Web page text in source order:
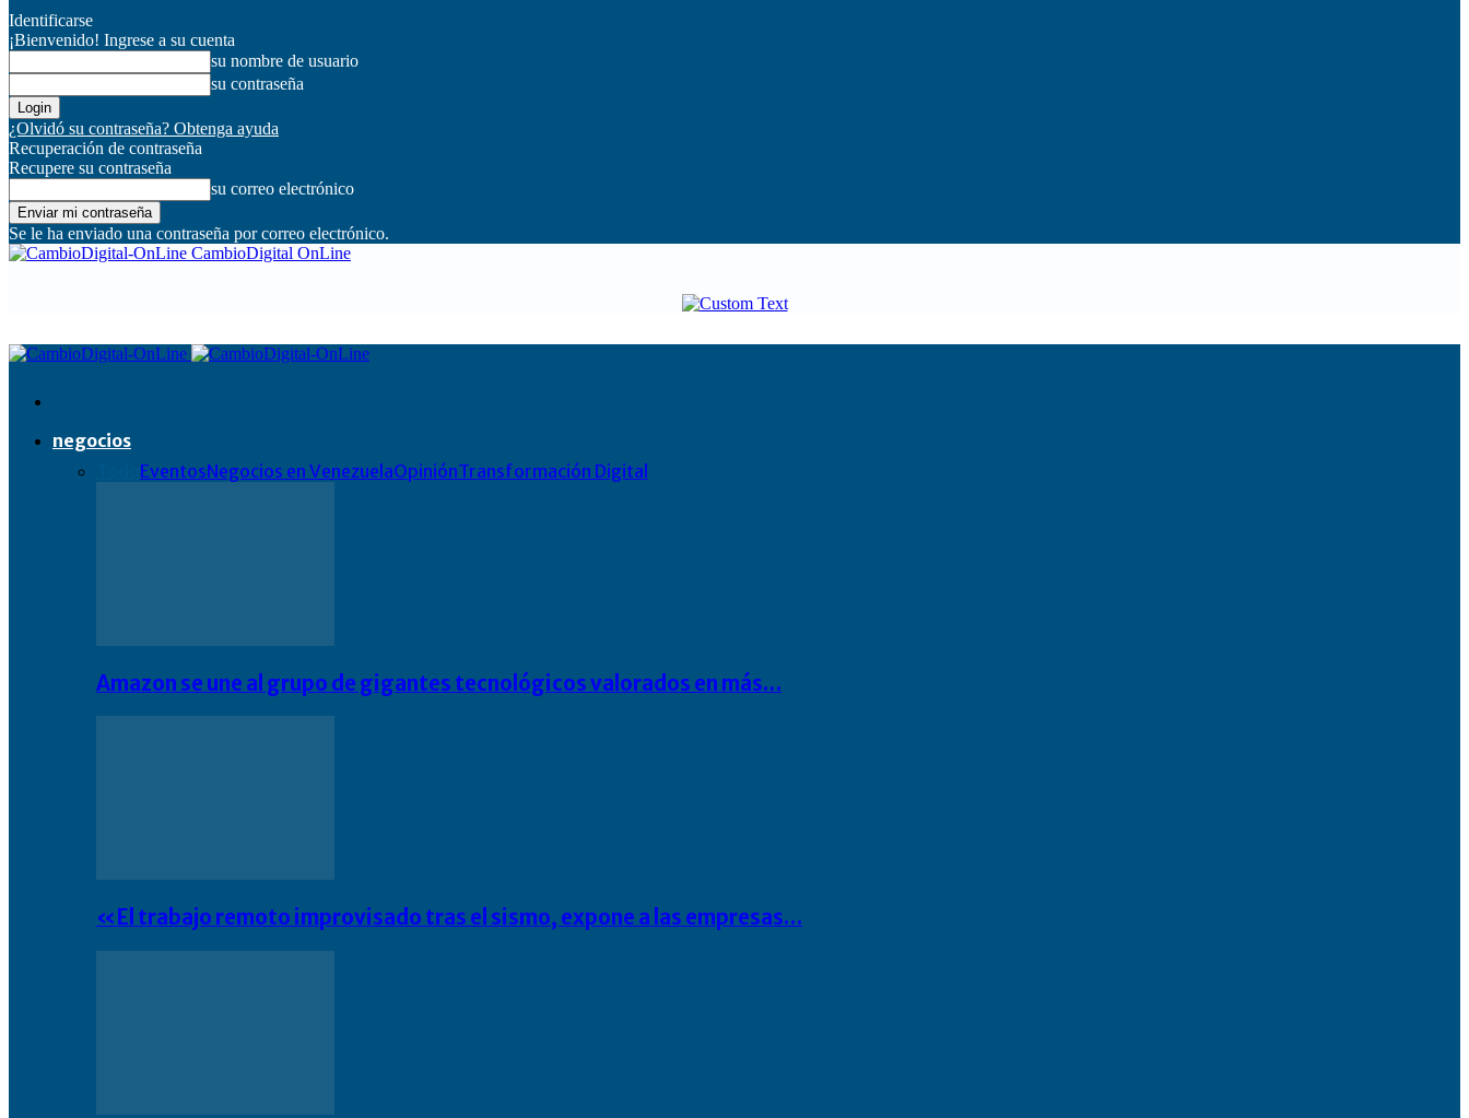
Identificarse
¡Bienvenido! Ingrese a su cuenta
su nombre de usuario
su contraseña
¿Olvidó su contraseña? Obtenga ayuda
Recuperación de contraseña
Recupere su contraseña
su correo electrónico
Se le ha enviado una contraseña por correo electrónico.
CambioDigital OnLine
negocios
EventosNegocios en VenezuelaOpiniónTransformación Digital
Amazon se une al grupo de gigantes tecnológicos valorados en más…
«El trabajo remoto improvisado tras el sismo, expone a las empresas…